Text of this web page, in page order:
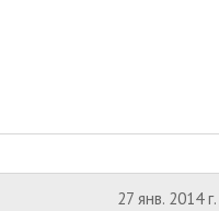
27 янв. 2014